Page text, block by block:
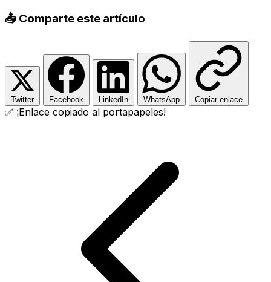
📤 Comparte este artículo
Twitter Facebook LinkedIn WhatsApp Copiar enlace
✅ ¡Enlace copiado al portapapeles!